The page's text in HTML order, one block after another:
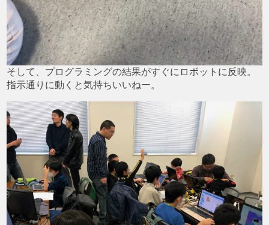
そして、プログラミングの結果がすぐにロボットに反映。
指示通りに動くと気持ちいいねー。